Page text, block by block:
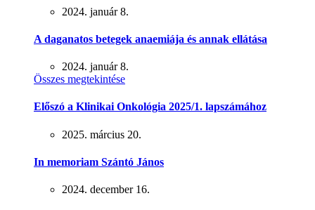
2024. január 8.
A daganatos betegek anaemiája és annak ellátása
2024. január 8.
Összes megtekintése
Előszó a Klinikai Onkológia 2025/1. lapszámához
2025. március 20.
In memoriam Szántó János
2024. december 16.